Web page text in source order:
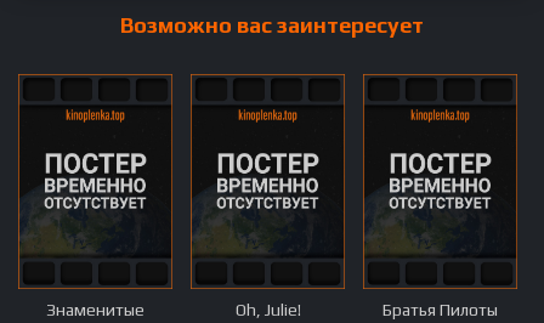
Возможно вас заинтересует
Знаменитые
Oh, Julie!
Братья Пилоты